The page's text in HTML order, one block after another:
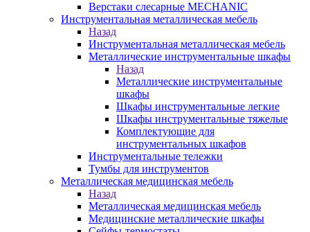
Верстаки слесарные MECHANIC
Инструментальная металлическая мебель
Назад
Инструментальная металлическая мебель
Металлические инструментальные шкафы
Назад
Металлические инструментальные
шкафы
Шкафы инструментальные легкие
Шкафы инструментальные тяжелые
Комплектующие для
инструментальных шкафов
Инструментальные тележки
Тумбы для инструментов
Металлическая медицинская мебель
Назад
Металлическая медицинская мебель
Медицинские металлические шкафы